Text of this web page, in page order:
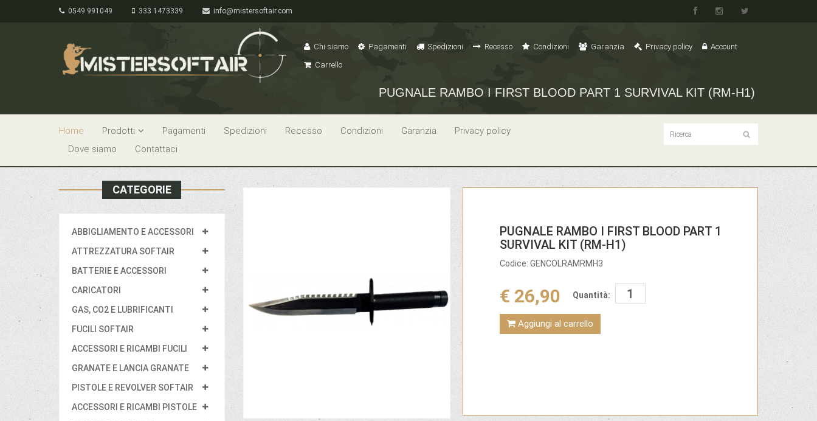
0549 991049 333 1473339 info@mistersoftair.com
Chi siamo Pagamenti Spedizioni Recesso Condizioni Garanzia Privacy policy
Account
Carrello
PUGNALE RAMBO I FIRST BLOOD PART 1 SURVIVAL KIT (RM-H1)
Home Prodotti Pagamenti Spedizioni Recesso Condizioni Garanzia
Privacy policy
Dove siamo
Contattaci
CATEGORIE
ABBIGLIAMENTO E ACCESSORI
ATTREZZATURA SOFTAIR
BATTERIE E ACCESSORI
CARICATORI
GAS, CO2 E LUBRIFICANTI
FUCILI SOFTAIR
ACCESSORI E RICAMBI FUCILI
GRANATE E LANCIA GRANATE
PISTOLE E REVOLVER SOFTAIR
ACCESSORI E RICAMBI PISTOLE
PUGNALE RAMBO I FIRST BLOOD PART 1
SURVIVAL KIT (RM-H1)
Codice: GENCOLRAMRMH3
€ 26,90 Quantità:
Aggiungi al carrello